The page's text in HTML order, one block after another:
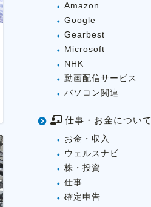
Amazon
Google
Gearbest
Microsoft
NHK
動画配信サービス
パソコン関連
仕事・お金について
お金・収入
ウェルスナビ
株・投資
仕事
確定申告